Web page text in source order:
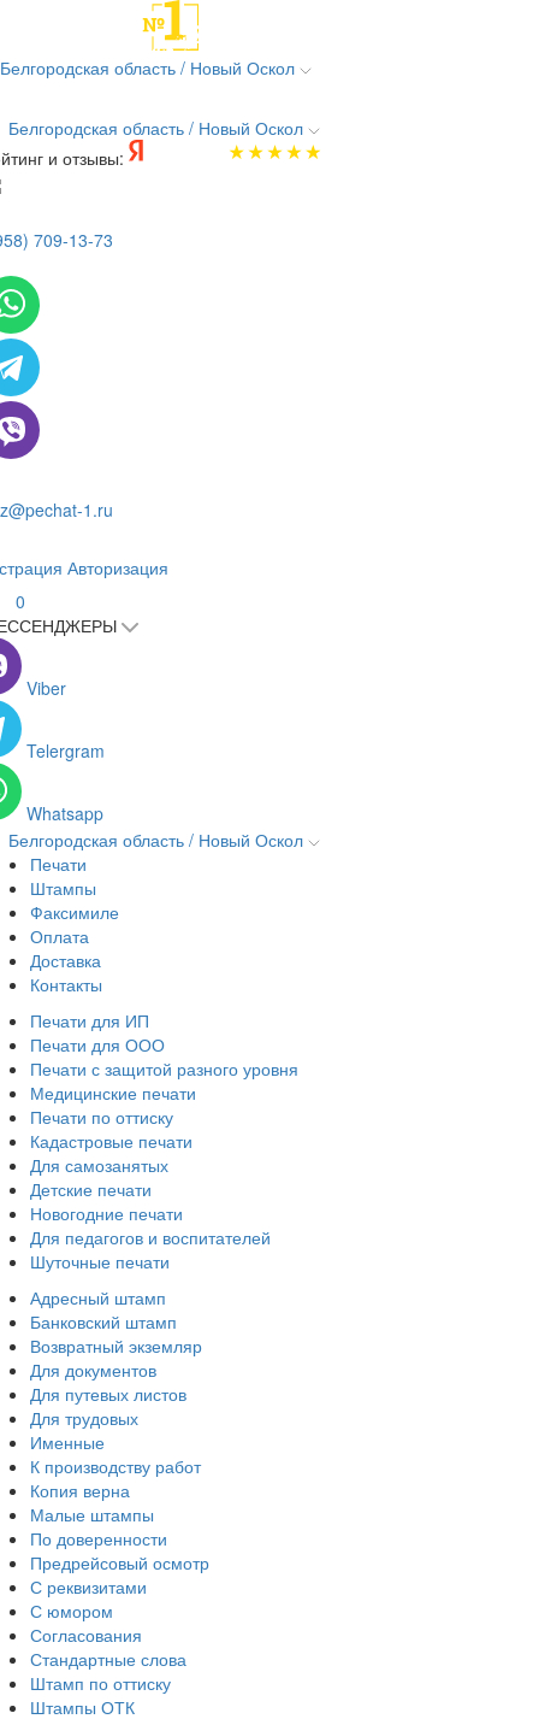
Белгородская область / Новый Оскол
Белгородская область / Новый Оскол
и отзывы:
709-13-73
1.ru
Авторизация
0
Viber
Telergram
Whatsapp
Белгородская область / Новый Оскол
Печати
Штампы
Факсимиле
Оплата
Доставка
Контакты
Печати для ИП
Печати для ООО
Печати с защитой разного уровня
Медицинские печати
Печати по оттиску
Кадастровые печати
Для самозанятых
Детские печати
Новогодние печати
Для педагогов и воспитателей
Шуточные печати
Адресный штамп
Банковский штамп
Возвратный экземляр
Для документов
Для путевых листов
Для трудовых
Именные
К производству работ
Копия верна
Малые штампы
По доверенности
Предрейсовый осмотр
С реквизитами
С юмором
Согласования
Стандартные слова
Штамп по оттиску
Штампы ОТК